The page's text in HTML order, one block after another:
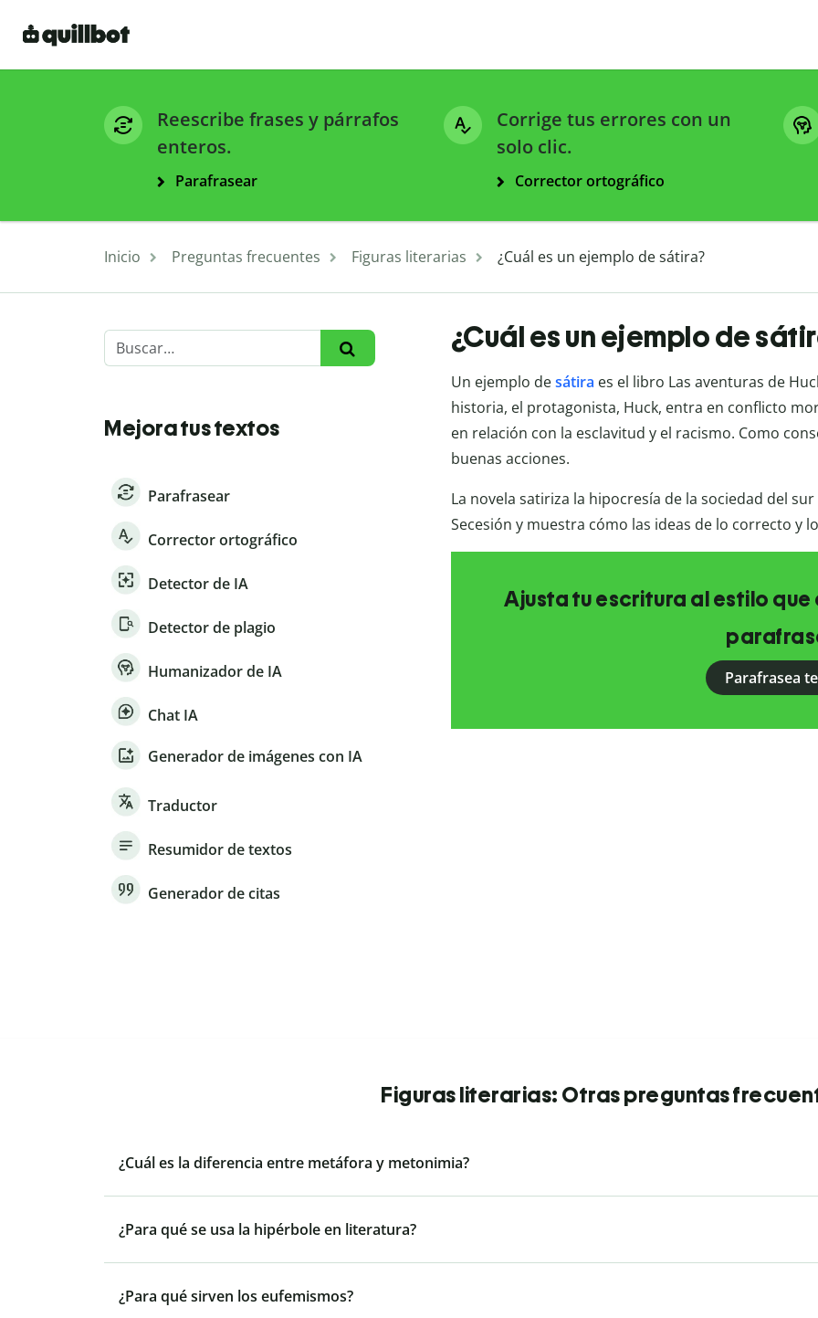
Reescribe frases y párrafos
enteros.
Parafrasear
Corrige tus errores con un
solo clic.
Corrector ortográfico
Inicio Preguntas frecuentes Figuras literarias ¿Cuál es un ejemplo de sátira?
Mejora tus textos
Parafrasear
Corrector ortográfico
Detector de IA
Detector de plagio
Humanizador de IA
Chat IA
Generador de imágenes con IA
Traductor
Resumidor de textos
Generador de citas
¿Cuál es un ejemplo de
Un ejemplo desátira es el libro Las aventuras de
historia, el protagonista, Huck, entra en conflicto
en relación con la esclavitud y el racismo. Como
buenas acciones.
La novela satiriza la hipocresía de la sociedad del
Secesión y muestra cómo las ideas de lo correcto y
Ajusta tu escritura al estilo
Parafrasea
Figuras literarias: Otras preguntas
¿Cuál es la diferencia entre metáfora y metonimia?
¿Para qué se usa la hipérbole en literatura?
¿Para qué sirven los eufemismos?